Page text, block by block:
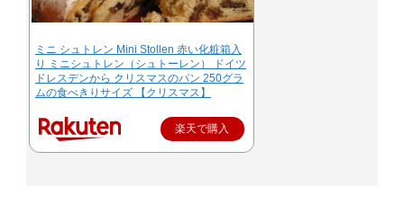
ミニ シュトレン Mini Stollen 赤い化粧箱入
り ミニシュトレン（シュトーレン） ドイツ
ドレスデンから クリスマスのパン 250グラ
ムの食べきりサイズ 【クリスマス】
楽天で購入